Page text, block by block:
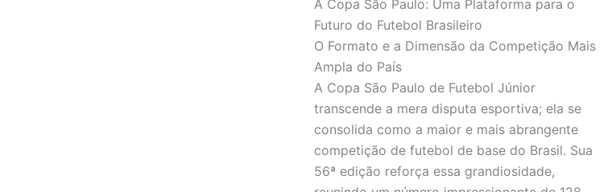
A Copa São Paulo: Uma Plataforma para o
Futuro do Futebol Brasileiro
O Formato e a Dimensão da Competição Mais
Ampla do País
A Copa São Paulo de Futebol Júnior
transcende a mera disputa esportiva; ela se
consolida como a maior e mais abrangente
competição de futebol de base do Brasil. Sua
56ª edição reforça essa grandiosidade,